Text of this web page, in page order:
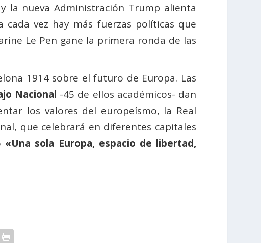
la nueva Administración Trump alienta
vez hay más fuerzas políticas que
Le Pen gane la primera ronda de las
1914 sobre el futuro de Europa. Las
Nacional -45 de ellos académicos- dan
los valores del europeísmo, la Real
que celebrará en diferentes capitales
«Una sola Europa, espacio de libertad,